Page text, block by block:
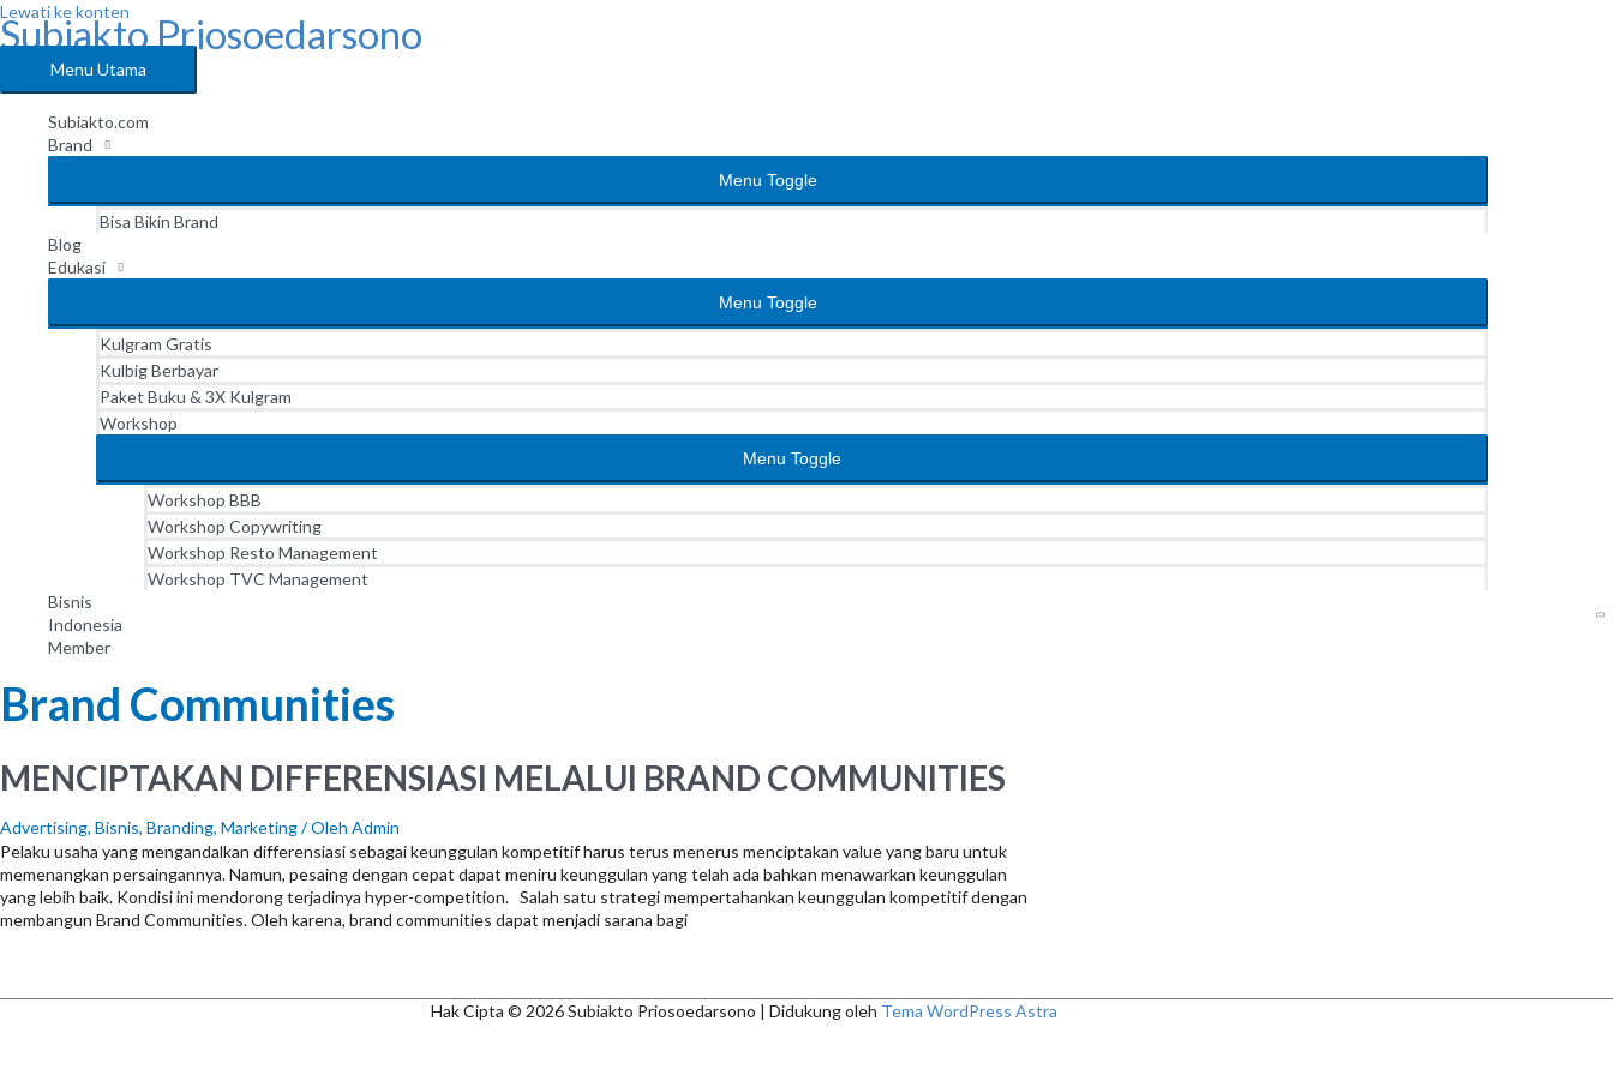
Lewati ke konten
Subiakto Priosoedarsono
Menu Utama
Subiakto.com
Brand
Menu Toggle
Bisa Bikin Brand
Blog
Edukasi
Menu Toggle
Kulgram Gratis
Kulbig Berbayar
Paket Buku & 3X Kulgram
Workshop
Menu Toggle
Workshop BBB
Workshop Copywriting
Workshop Resto Management
Workshop TVC Management
Bisnis
Indonesia
Member
Brand Communities
MENCIPTAKAN DIFFERENSIASI MELALUI BRAND COMMUNITIES
Advertising, Bisnis, Branding, Marketing/ Oleh Admin
Pelaku usaha yang mengandalkan differensiasi sebagai keunggulan kompetitif harus terus menerus menciptakan value yang baru untuk
memenangkan persaingannya. Namun, pesaing dengan cepat dapat meniru keunggulan yang telah ada bahkan menawarkan keunggulan
yang lebih baik. Kondisi ini mendorong terjadinya hyper-competition. Salah satu strategi mempertahankan keunggulan kompetitif dengan
membangun Brand Communities. Oleh karena, brand communities dapat menjadi sarana bagi
Hak Cipta © 2026Subiakto Priosoedarsono | Didukung oleh Tema WordPress Astra